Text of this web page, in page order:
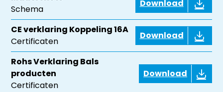
Schema
Download
CE verklaring Koppeling 16A
Certificaten
Download
Rohs Verklaring Bals
producten
Certificaten
Download